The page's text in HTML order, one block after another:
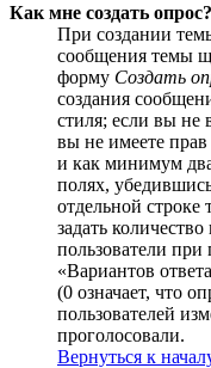
Как мне создать опрос?
При создании
сообщения темы
форму Создать
создания
стиля; если вы не
вы не имеете
и как минимум
полях,
отдельной
задать
пользователи
«Вариантов
(0 означает, что
пользователей
проголосовали.
Вернуться к